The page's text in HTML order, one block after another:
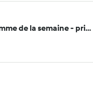
Larousse - Mon programme de la semaine - printemps